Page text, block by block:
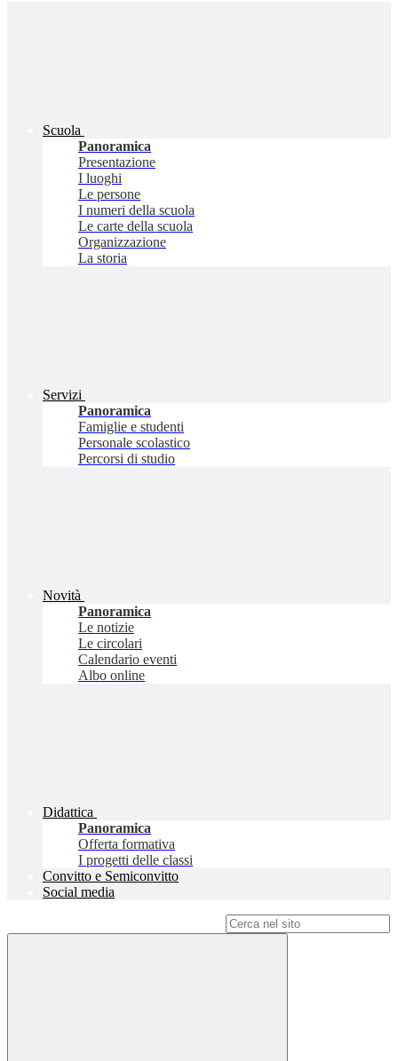
Scuola
Panoramica
Presentazione
I luoghi
Le persone
I numeri della scuola
Le carte della scuola
Organizzazione
La storia
Servizi
Panoramica
Famiglie e studenti
Personale scolastico
Percorsi di studio
Novità
Panoramica
Le notizie
Le circolari
Calendario eventi
Albo online
Didattica
Panoramica
Offerta formativa
I progetti delle classi
Convitto e Semiconvitto
Social media